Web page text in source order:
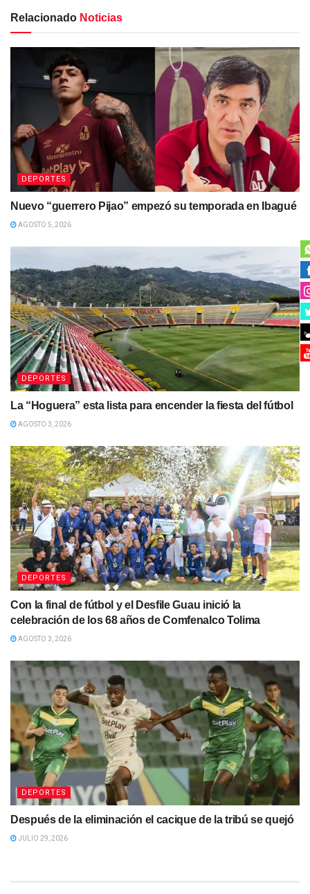
Relacionado Noticias
DEPORTES
Nuevo “guerrero Pijao” empezó su temporada en Ibagué
AGOSTO 5, 2026
DEPORTES
La “Hoguera” esta lista para encender la fiesta del fútbol
AGOSTO 3, 2026
DEPORTES
Con la final de fútbol y el Desfile Guau inició la
celebración de los 68 años de Comfenalco Tolima
AGOSTO 3, 2026
DEPORTES
Después de la eliminación el cacique de la tribú se quejó
JULIO 29, 2026